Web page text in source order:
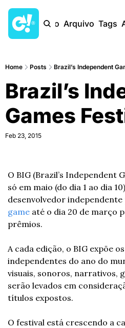
Início Arquivo Tags
Home Posts Brazil’s Independent
Brazil’s
Games
Feb 23, 2015
O BIG (Brazil’s Independent
só em maio (do dia 1 ao dia
game até o dia 20 de março
prêmios.
A cada edição, o BIG expõe
independentes do ano do
visuais, sonoros, narrativos,
serão levados em
títulos expostos.
O festival está crescendo a